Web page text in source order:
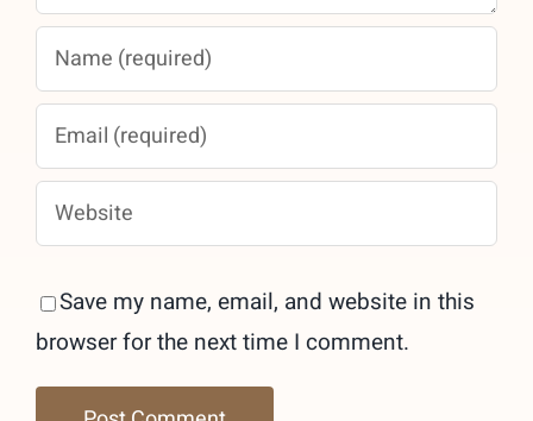
Save my name, email, and website in this
browser for the next time I comment.